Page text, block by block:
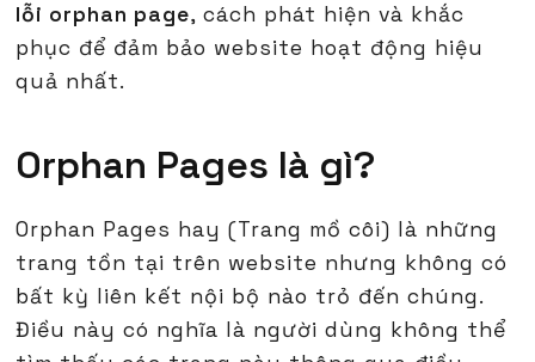
lỗi orphan page, cách phát hiện và khắc
phục để đảm bảo website hoạt động hiệu
quả nhất.
Orphan Pages là gì?
Orphan Pages hay (Trang mồ côi) là những
trang tồn tại trên website nhưng không có
bất kỳ liên kết nội bộ nào trỏ đến chúng.
Điều này có nghĩa là người dùng không thể